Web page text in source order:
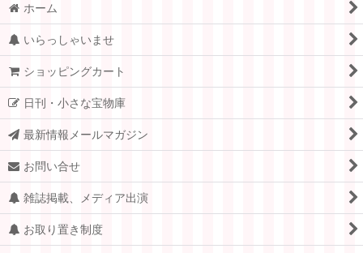
ホーム
いらっしゃいませ
ショッピングカート
日刊・小さな宝物庫
最新情報メールマガジン
お問い合せ
雑誌掲載、メディア出演
お取り置き制度